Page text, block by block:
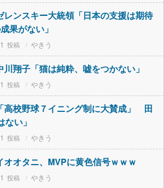
レンスキー大統領「日本の支援は期待
果がない」
やきう
川翔子「猫は純粋、嘘をつかない」
やきう
高校野球７イニング制に大賛成」 田
い」
やきう
オオタニ、MVPに黄色信号ｗｗｗ
やきう